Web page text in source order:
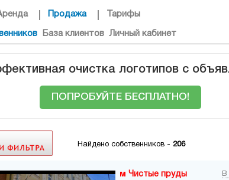
Продажа Тарифы
База клиентов Личный кабинет
очистка логотипов с
ПОПРОБУЙТЕ БЕСПЛАТНО!
Найдено собственников - 206
Чистые пруды В